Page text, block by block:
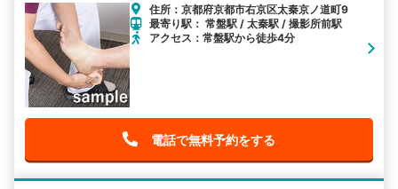
住所：京都府京都市右京区太秦京ノ道町9
最寄り駅： 常盤駅 / 太秦駅 / 撮影所前駅
アクセス：常盤駅から徒歩4分
電話で無料予約をする